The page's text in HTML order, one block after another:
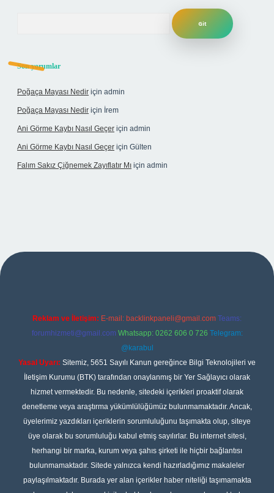
Son yorumlar
Poğaça Mayası Nedir için admin
Poğaça Mayası Nedir için İrem
Ani Görme Kaybı Nasıl Geçer için admin
Ani Görme Kaybı Nasıl Geçer için Gülten
Falım Sakız Çiğnemek Zayıflatır Mı için admin
Reklam ve İletişim: E-mail: backlinkpaneli@gmail.com Teams:
forumhizmeti@gmail.com Whatsapp: 0262 606 0 726 Telegram:
@karabul
Yasal Uyarı: Sitemiz, 5651 Sayılı Kanun gereğince Bilgi Teknolojileri ve
İletişim Kurumu (BTK) tarafından onaylanmış bir Yer Sağlayıcı olarak
hizmet vermektedir. Bu nedenle, sitedeki içerikleri proaktif olarak
denetleme veya araştırma yükümlülüğümüz bulunmamaktadır. Ancak,
üyelerimiz yazdıkları içeriklerin sorumluluğunu taşımakta olup, siteye
üye olarak bu sorumluluğu kabul etmiş sayılırlar. Bu internet sitesi,
herhangi bir marka, kurum veya şahıs şirketi ile hiçbir bağlantısı
bulunmamaktadır. Sitede yalnızca kendi hazırladığımız makaleler
paylaşılmaktadır. Burada yer alan içerikler haber niteliği taşımamakta